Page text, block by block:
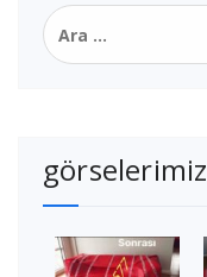
Arama:
görselerimiz